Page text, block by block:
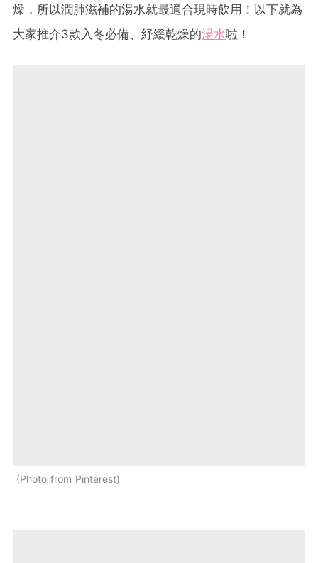
燥，所以潤肺滋補的湯水就最適合現時飲用！以下就為
大家推介3款入冬必備、紓緩乾燥的湯水啦！
Photo from Pinterest